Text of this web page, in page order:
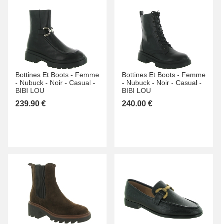
Bottines Et Boots - Femme
- Nubuck - Noir - Casual -
BIBI LOU
239.90 €
Bottines Et Boots - Femme
- Nubuck - Noir - Casual -
BIBI LOU
240.00 €